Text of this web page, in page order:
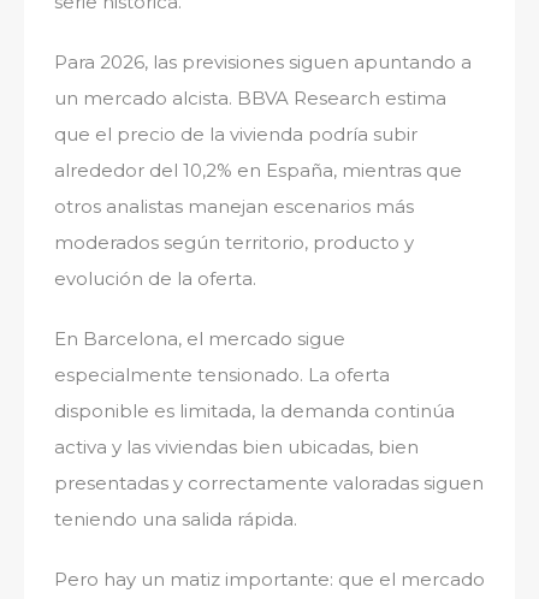
Para 2026, las previsiones siguen apuntando a
un mercado alcista. BBVA Research estima
que el precio de la vivienda podría subir
alrededor del 10,2% en España, mientras que
otros analistas manejan escenarios más
moderados según territorio, producto y
evolución de la oferta.
En Barcelona, el mercado sigue
especialmente tensionado. La oferta
disponible es limitada, la demanda continúa
activa y las viviendas bien ubicadas, bien
presentadas y correctamente valoradas siguen
teniendo una salida rápida.
Pero hay un matiz importante: que el mercado